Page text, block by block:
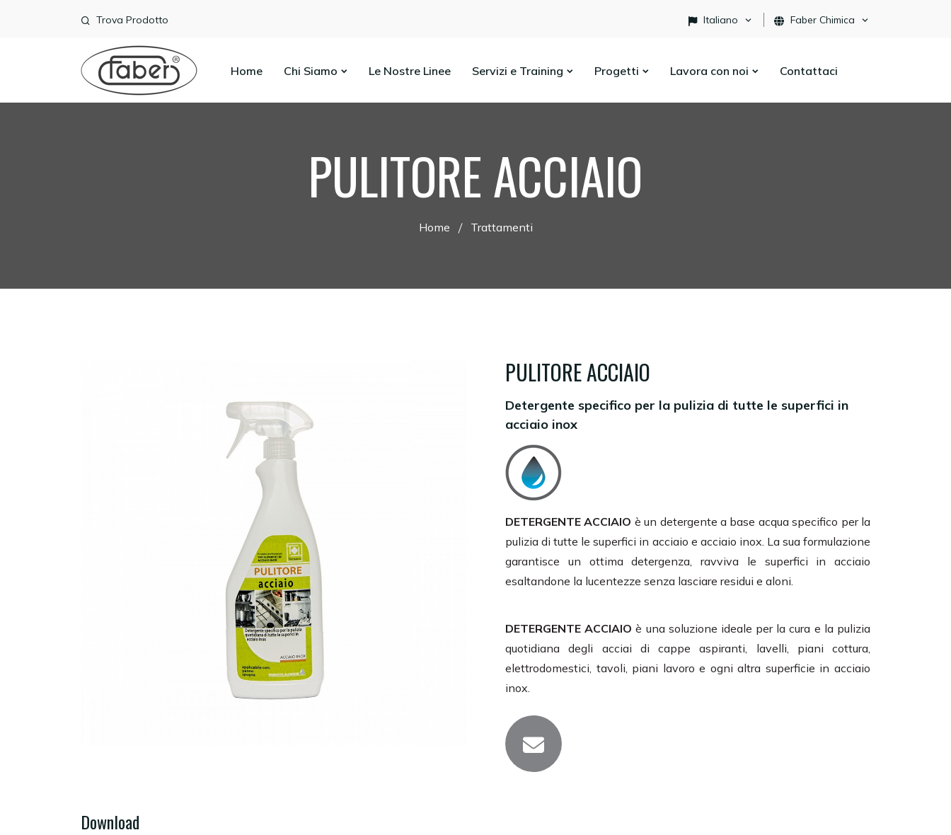
Trova Prodotto Italiano Faber Chimica
Home Chi Siamo Le Nostre Linee Servizi e Training Progetti Lavora con noi Contattaci
PULITORE ACCIAIO
Home Trattamenti
PULITORE ACCIAIO
Detergente specifico per la pulizia di tutte le superfici in
acciaio inox
DETERGENTE ACCIAIO è un detergente a base acqua specifico per la
pulizia di tutte le superfici in acciaio e acciaio inox. La sua formulazione
garantisce un ottima detergenza, ravviva le superfici in acciaio
esaltandone la lucentezze senza lasciare residui e aloni.
DETERGENTE ACCIAIO è una soluzione ideale per la cura e la pulizia
quotidiana degli acciai di cappe aspiranti, lavelli, piani cottura,
elettrodomestici, tavoli, piani lavoro e ogni altra superficie in acciaio
inox.
Download